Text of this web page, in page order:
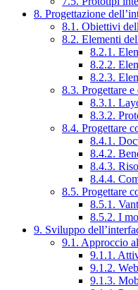
8. Progettazione
8.1. Obiettivi
8.2. Elementi
8.2.1.
8.2.2.
8.2.3.
8.3. Progettare
8.3.1.
8.3.2.
8.4. Progettare
8.4.1.
8.4.2.
8.4.3.
8.4.4.
8.5. Progettare
8.5.1.
8.5.2. I
9. Sviluppo
9.1. Approccio
9.1.1.
9.1.2.
9.1.3.